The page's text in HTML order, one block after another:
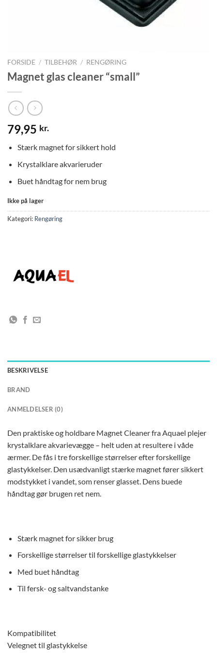
FORSIDE / TILBEHØR / RENGØRING
Magnet glas cleaner “small”
79,95 kr.
Stærk magnet for sikkert hold
Krystalklare akvarieruder
Buet håndtag for nem brug
Ikke på lager
Kategori: Rengøring
BESKRIVELSE
BRAND
ANMELDELSER (0)
Den praktiske og holdbare Magnet Cleaner fra Aquael plejer
krystalklare akvarievægge – helt uden at resultere i våde
ærmer. De fås i tre forskellige størrelser efter forskellige
glastykkelser. Den usædvanligt stærke magnet fører sikkert
modstykket i vandet, som renser glasset. Dens buede
håndtag gør brugen ret nem.
Stærk magnet for sikker brug
Forskellige størrelser til forskellige glastykkelser
Med buet håndtag
Til fersk- og saltvandstanke
Kompatibilitet
Velegnet til glastykkelse